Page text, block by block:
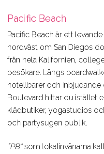
Pacific Beach
Pacific Beach är ett
nordväst om San Diegos
från hela Kalifornien,
besökare. Längs
hotellbarer och inbjudande
Boulevard hittar du istället
klädbutiker, yogastudios
och partysugen publik.
”PB”som lokalinvånarna